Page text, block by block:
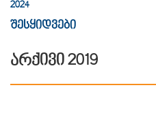
2024
შესყიდვები
არქივი 2019